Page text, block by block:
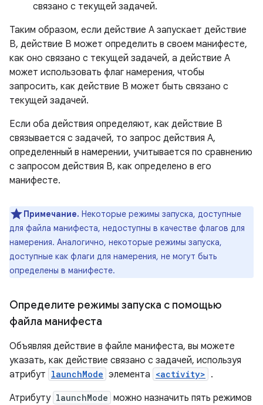
связано с текущей задачей.
Таким образом, если действие A запускает действие
B, действие B может определить в своем манифесте,
как оно связано с текущей задачей, а действие A
может использовать флаг намерения, чтобы
запросить, как действие B может быть связано с
текущей задачей.
Если оба действия определяют, как действие B
связывается с задачей, то запрос действия A,
определенный в намерении, учитывается по сравнению
с запросом действия B, как определено в его
манифесте.
Примечание. Некоторые режимы запуска, доступные
для файла манифеста, недоступны в качестве флагов для
намерения. Аналогично, некоторые режимы запуска,
доступные как флаги для намерения, не могут быть
определены в манифесте.
Определите режимы запуска с помощью
файла манифеста
Объявляя действие в файле манифеста, вы можете
указать, как действие связано с задачей, используя
атрибут launchMode элемента <activity> .
Атрибуту launchMode можно назначить пять режимов